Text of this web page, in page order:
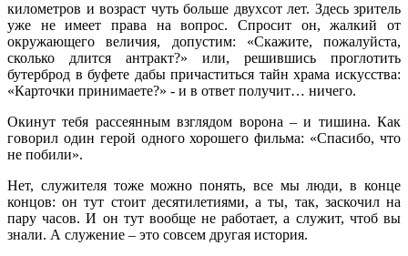
километров и возраст чуть больше двухсот лет. Здесь зритель
уже не имеет права на вопрос. Спросит он, жалкий от
окружающего величия, допустим: «Скажите, пожалуйста,
сколько длится антракт?» или, решившись проглотить
бутерброд в буфете дабы причаститься тайн храма искусства:
«Карточки принимаете?» - и в ответ получит… ничего.
Окинут тебя рассеянным взглядом ворона – и тишина. Как
говорил один герой одного хорошего фильма: «Спасибо, что
не побили».
Нет, служителя тоже можно понять, все мы люди, в конце
концов: он тут стоит десятилетиями, а ты, так, заскочил на
пару часов. И он тут вообще не работает, а служит, чтоб вы
знали. А служение – это совсем другая история.